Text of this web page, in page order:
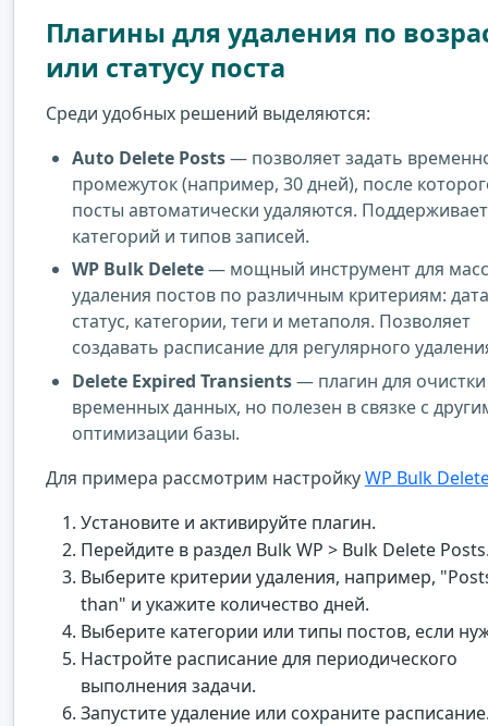
Плагины для удаления по
или статусу поста
Среди удобных решений выделяются:
Auto Delete Posts— позволяет задать
промежуток (например, 30 дней), после
посты автоматически удаляются.
категорий и типов записей.
WP Bulk Delete— мощный инструмент для
удаления постов по различным критериям:
статус, категории, теги и метаполя. Позволяет
создавать расписание для регулярного
Delete Expired Transients— плагин для очистки
временных данных, но полезен в связке с
оптимизации базы.
Для примера рассмотрим настройкуWP Bulk
Установите и активируйте плагин.
Перейдите в раздел Bulk WP > Bulk Delete
Выберите критерии удаления, например,
than" и укажите количество дней.
Выберите категории или типы постов, если
Настройте расписание для периодического
выполнения задачи.
Запустите удаление или сохраните